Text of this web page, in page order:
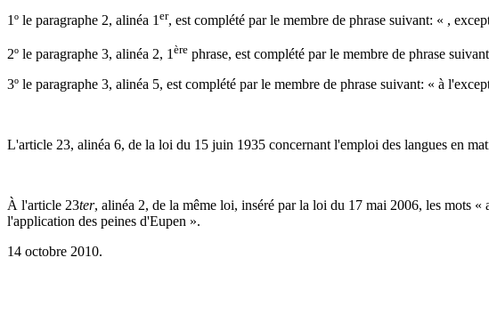
1º le paragraphe 2, alinéa 1 er, est complété par le membre de phrase suivant: « ,
2º le paragraphe 3, alinéa 2, 1ère phrase, est complété par le membre de phrase
3º le paragraphe 3, alinéa 5, est complété par le membre de phrase suivant: « à
L'article 23, alinéa 6, de la loi du 15 juin 1935 concernant l'emploi des langues en
À l'article 23ter, alinéa 2, de la même loi, inséré par la loi du 17 mai 2006, les mots
l'application des peines d'Eupen ».
14 octobre 2010.